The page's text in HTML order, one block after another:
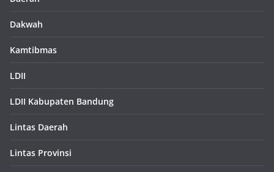
Dakwah
Kamtibmas
LDII
LDII Kabupaten Bandung
Lintas Daerah
Lintas Provinsi